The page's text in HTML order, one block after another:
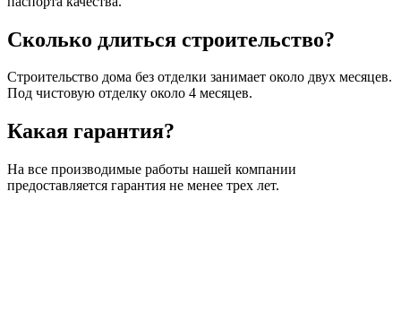
Сколько длиться строительство?
Строительство дома без отделки занимает около двух месяцев.
Под чистовую отделку около 4 месяцев.
Какая гарантия?
На все производимые работы нашей компании
предоставляется гарантия не менее трех лет.